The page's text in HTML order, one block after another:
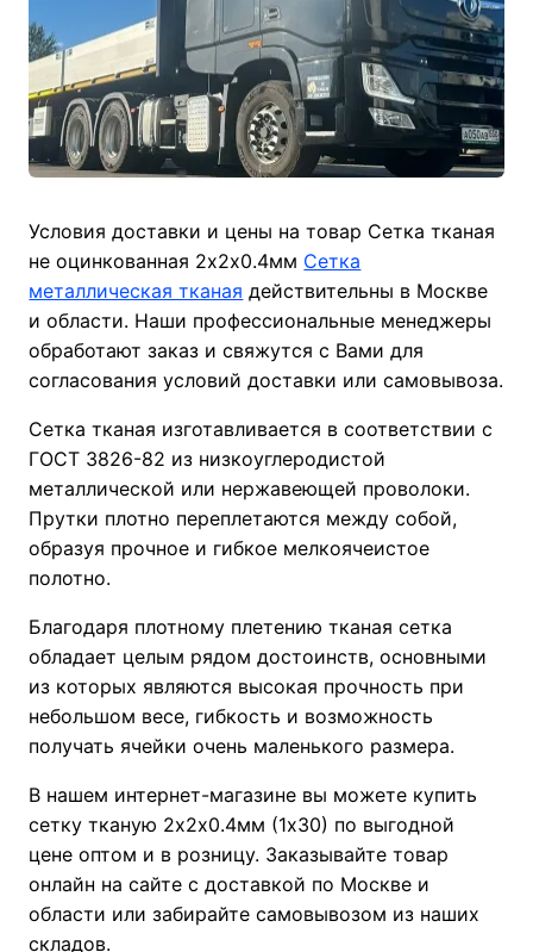
Условия доставки и цены на товар Сетка тканая
не оцинкованная 2х2х0.4мм Сетка
металлическая тканая действительны в Москве
и области. Наши профессиональные менеджеры
обработают заказ и свяжутся с Вами для
согласования условий доставки или самовывоза.
Сетка тканая изготавливается в соответствии с
ГОСТ 3826-82 из низкоуглеродистой
металлической или нержавеющей проволоки.
Прутки плотно переплетаются между собой,
образуя прочное и гибкое мелкоячеистое
полотно.
Благодаря плотному плетению тканая сетка
обладает целым рядом достоинств, основными
из которых являются высокая прочность при
небольшом весе, гибкость и возможность
получать ячейки очень маленького размера.
В нашем интернет-магазине вы можете купить
сетку тканую 2х2х0.4мм (1х30) по выгодной
цене оптом и в розницу. Заказывайте товар
онлайн на сайте с доставкой по Москве и
области или забирайте самовывозом из наших
складов.